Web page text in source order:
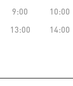
9:00 10:00
13:00 14:00